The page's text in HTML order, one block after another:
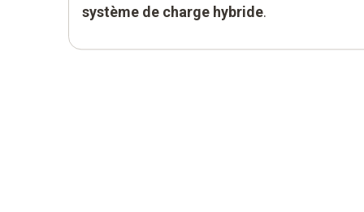
système de charge hybride.